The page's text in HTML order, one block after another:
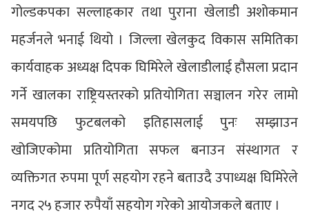
गोल्डकपका सल्लाहकार तथा पुराना खेलाडी अशोकमान
महर्जनले भनाई थियो । जिल्ला खेलकुद विकास समितिका
कार्यवाहक अध्यक्ष दिपक घिमिरेले खेलाडीलाई हौसला प्रदान
गर्ने खालका राष्ट्रियस्तरको प्रतियोगिता सञ्चालन गरेर लामो
समयपछि फुटबलको इतिहासलाई पुनः सम्झाउन
खोजिएकोमा प्रतियोगिता सफल बनाउन संस्थागत र
व्यक्तिगत रुपमा पूर्ण सहयोग रहने बताउदै उपाध्यक्ष घिमिरेले
नगद २५ हजार रुपैयाँ सहयोग गरेको आयोजकले बताए ।